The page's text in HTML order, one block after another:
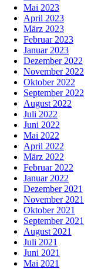
Mai 2023
April 2023
März 2023
Februar 2023
Januar 2023
Dezember 2022
November 2022
Oktober 2022
September 2022
August 2022
Juli 2022
Juni 2022
Mai 2022
April 2022
März 2022
Februar 2022
Januar 2022
Dezember 2021
November 2021
Oktober 2021
September 2021
August 2021
Juli 2021
Juni 2021
Mai 2021